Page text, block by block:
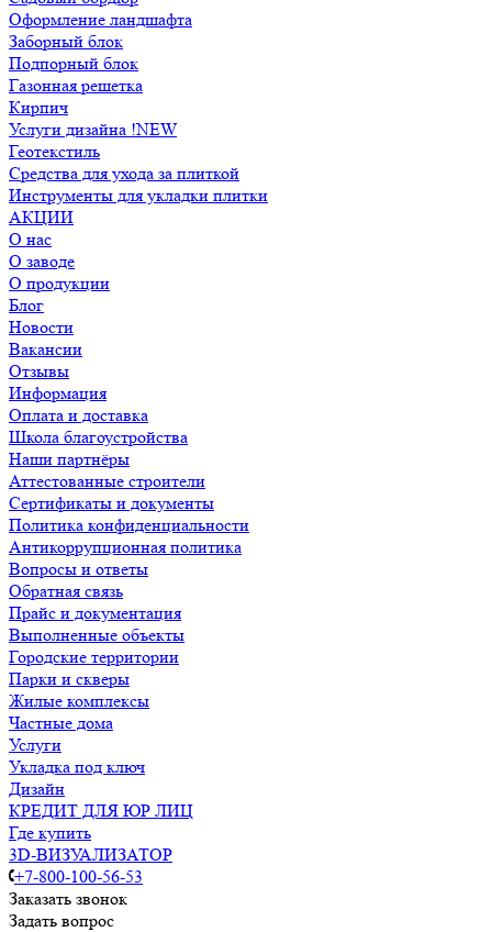
Оформление ландшафта
Заборный блок
Подпорный блок
Газонная решетка
Кирпич
Услуги дизайна !NEW
Геотекстиль
Средства для ухода за плиткой
Инструменты для укладки плитки
АКЦИИ
О нас
О заводе
О продукции
Блог
Новости
Вакансии
Отзывы
Информация
Оплата и доставка
Школа благоустройства
Наши партнёры
Аттестованные строители
Сертификаты и документы
Политика конфиденциальности
Антикоррупционная политика
Вопросы и ответы
Обратная связь
Прайс и документация
Выполненные объекты
Городские территории
Парки и скверы
Жилые комплексы
Частные дома
Услуги
Укладка под ключ
Дизайн
КРЕДИТ ДЛЯ ЮР ЛИЦ
Где купить
3D-ВИЗУАЛИЗАТОР
+7-800-100-56-53
Заказать звонок
Задать вопрос